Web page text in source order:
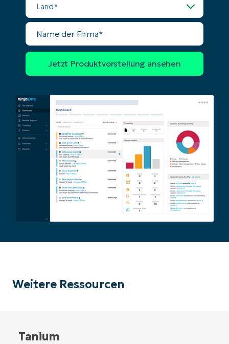
Name
der
Firma
Weitere Ressourcen
Tanium